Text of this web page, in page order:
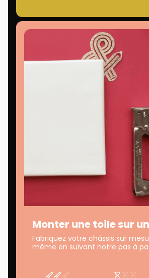
Monter une toile sur
Fabriquez votre châssis sur
même en suivant notre pas à